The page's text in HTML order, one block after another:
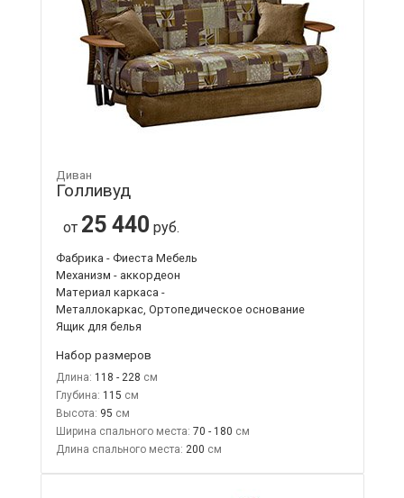
Диван
Голливуд
от 25 440 руб.
Фабрика - Фиеста Мебель
Механизм - аккордеон
Материал каркаса -
Металлокаркас, Ортопедическое основание
Ящик для белья
Набор размеров
Длина: 118 - 228
Глубина: 115
Высота: 95
Ширина спального места: 70 - 180
Длина спального места: 200